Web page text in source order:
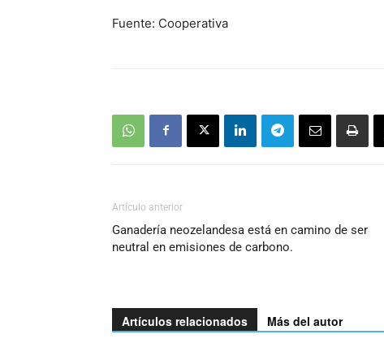
Fuente: Cooperativa
Artículo anterior
Ganadería neozelandesa está en camino de ser
neutral en emisiones de carbono.
Artículos relacionados Más del autor